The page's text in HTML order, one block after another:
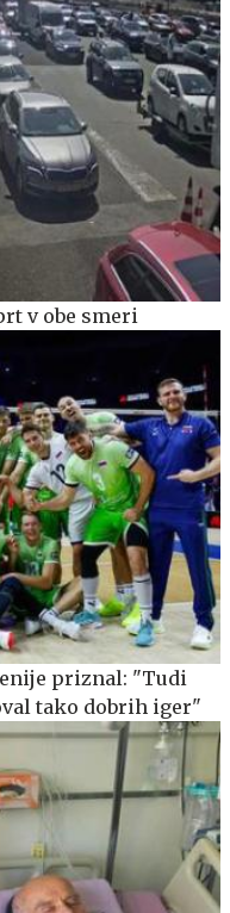
v obe smeri
priznal: "Tudi
tako dobrih iger"